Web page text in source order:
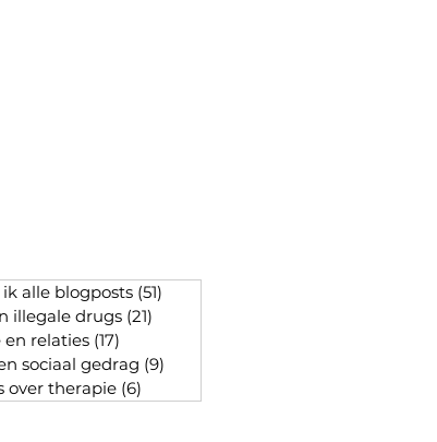
alle blogposts (51)
illegale drugs (21)
en relaties (17)
sociaal gedrag (9)
over therapie (6)